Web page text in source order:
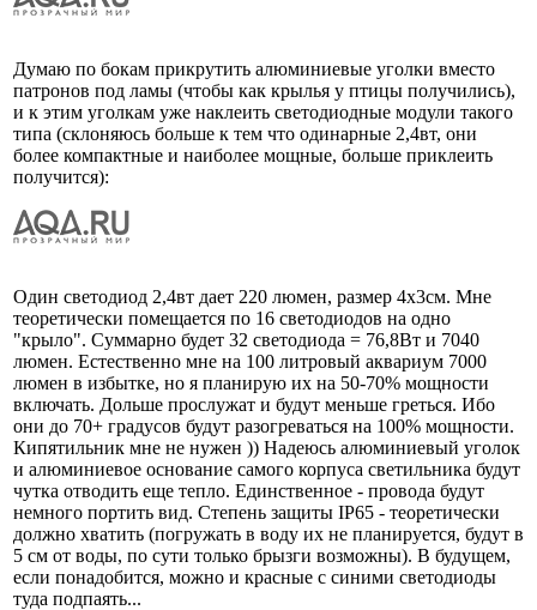
Думаю по бокам прикрутить алюминиевые уголки вместо
патронов под ламы (чтобы как крылья у птицы получились),
и к этим уголкам уже наклеить светодиодные модули такого
типа (склоняюсь больше к тем что одинарные 2,4вт, они
более компактные и наиболее мощные, больше приклеить
получится):
Один светодиод 2,4вт дает 220 люмен, размер 4х3см. Мне
теоретически помещается по 16 светодиодов на одно
"крыло". Суммарно будет 32 светодиода = 76,8Вт и 7040
люмен. Естественно мне на 100 литровый аквариум 7000
люмен в избытке, но я планирую их на 50-70% мощности
включать. Дольше прослужат и будут меньше греться. Ибо
они до 70+ градусов будут разогреваться на 100% мощности.
Кипятильник мне не нужен )) Надеюсь алюминиевый уголок
и алюминиевое основание самого корпуса светильника будут
чутка отводить еще тепло. Единственное - провода будут
немного портить вид. Степень защиты IP65 - теоретически
должно хватить (погружать в воду их не планируется, будут в
5 см от воды, по сути только брызги возможны). В будущем,
если понадобится, можно и красные с синими светодиоды
туда подпаять...